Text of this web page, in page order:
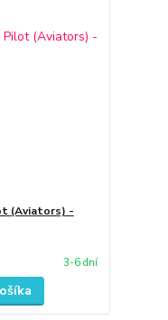
(Aviators) -
3-6 dní